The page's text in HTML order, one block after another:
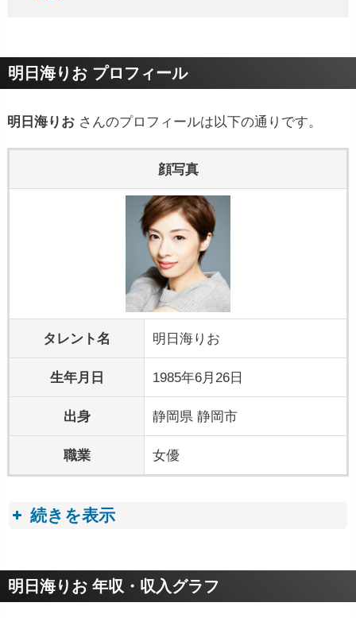
明日海りお プロフィール
明日海りお さんのプロフィールは以下の通りです。
顔写真
タレント名 明日海りお
生年月日 1985年6月26日
出身 静岡県 静岡市
職業 女優
続きを表示
プロフィールトピック
明日海りお 年収・収入グラフ